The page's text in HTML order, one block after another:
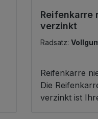
Reifenkarre
verzinkt
Radsatz:
Reifenkarre
Die
verzinkt ist
Lösung für